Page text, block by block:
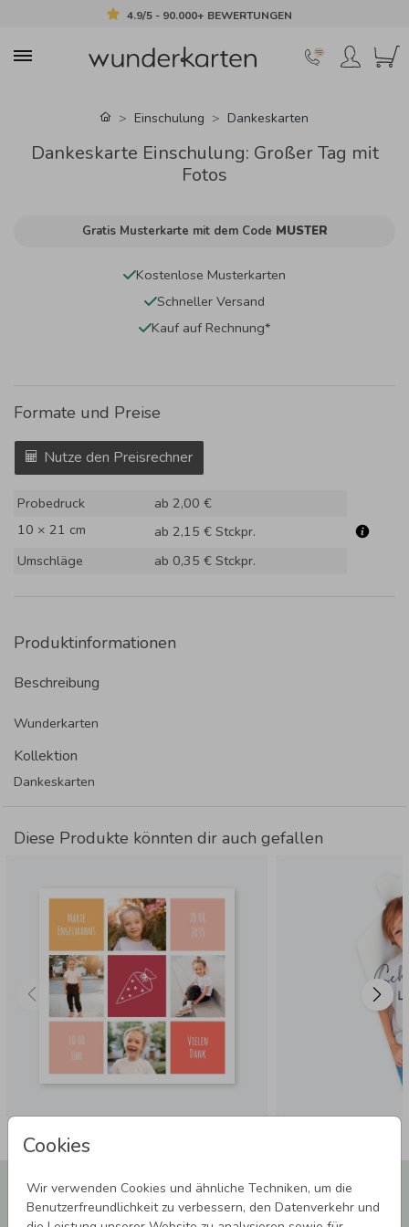
4.9/5 - 90.000+ BEWERTUNGEN
Cookies
Wir verwenden Cookies und ähnliche Techniken, um die
Benutzerfreundlichkeit zu verbessern, den Datenverkehr und
Einschulung Dankeskarten
Dankeskarte Einschulung: Großer Tag mit
Fotos
Gratis Musterkarte mit dem Code MUSTER
Kostenlose Musterkarten
Schneller Versand
Kauf auf Rechnung*
Formate und Preise
Nutze den Preisrechner
Probedruck
ab 2,00 €
10 × 21 cm
ab 2,15 € Stckpr.
Umschläge
ab 0,35 € Stckpr.
Produktinformationen
Beschreibung
Wunderkarten
Kollektion
Dankeskarten
Diese Produkte könnten dir auch gefallen
Newsletter abonnieren und 5,00 € Rabatt**
sichern!